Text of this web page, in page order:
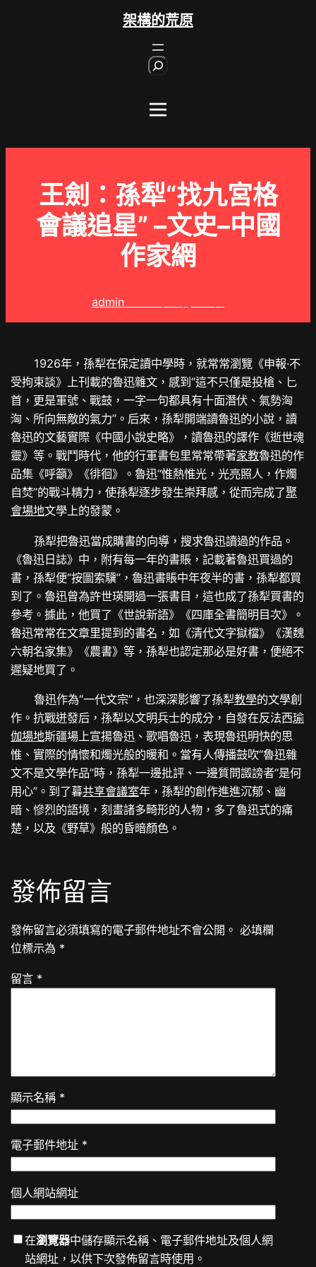
架構的荒原
王劍：孫犁“找九宮格
會議追星” –文史–中國
作家網
admin
1926年，孫犁在保定讀中學時，就常常瀏覽《申報·不
受拘束談》上刊載的魯迅雜文，感到“這不只僅是投槍、匕
首，更是軍號、戰鼓，一字一句都具有十面潛伏、氣勢洶
洶、所向無敵的氣力”。后來，孫犁開端讀魯迅的小說，讀
魯迅的文藝實際《中國小說史略》，讀魯迅的譯作《逝世魂
靈》等。戰鬥時代，他的行軍書包里常常帶著家教魯迅的作
品集《呼籲》《徘徊》。魯迅“惟熱惟光，光亮照人，作燭
自焚”的戰斗精力，使孫犁逐步發生崇拜感，從而完成了聚
會場地文學上的發蒙。
孫犁把魯迅當成購書的向導，搜求魯迅讀過的作品。
《魯迅日誌》中，附有每一年的書賬，記載著魯迅買過的
書，孫犁便“按圖索驥”，魯迅書賬中年夜半的書，孫犁都買
到了。魯迅曾為許世瑛開過一張書目，這也成了孫犁買書的
參考。據此，他買了《世說新語》《四庫全書簡明目次》。
魯迅常常在文章里提到的書名，如《清代文字獄檔》《漢魏
六朝名家集》《農書》等，孫犁也認定那必是好書，便絕不
遲疑地買了。
魯迅作為“一代文宗”，也深深影響了孫犁教學的文學創
作。抗戰迸發后，孫犁以文明兵士的成分，自發在反法西瑜
伽場地斯疆場上宣揚魯迅、歌唱魯迅，表現魯迅明快的思
惟、實際的情懷和燭光般的暖和。當有人傳播鼓吹“魯迅雜
文不是文學作品”時，孫犁一邊批評、一邊質問譭謗者“是何
用心”。到了暮共享會議室年，孫犁的創作進進沉郁、幽
暗、慘烈的語境，刻畫諸多畸形的人物，多了魯迅式的痛
楚，以及《野草》般的昏暗顏色。
發佈留言
發佈留言必須填寫的電子郵件地址不會公開。 必填欄
位標示為 *
留言 *
顯示名稱 *
電子郵件地址 *
個人網站網址
在瀏覽器中儲存顯示名稱、電子郵件地址及個人網
站網址，以供下次發佈留言時使用。